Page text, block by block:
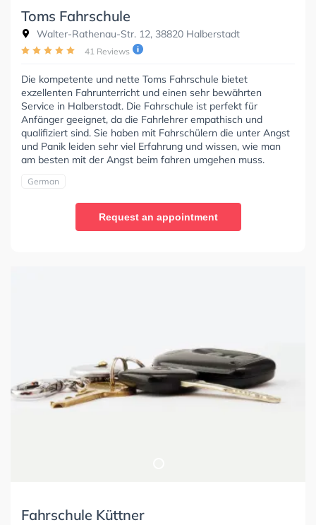
Toms Fahrschule
Walter-Rathenau-Str. 12, 38820 Halberstadt
41 Reviews
Die kompetente und nette Toms Fahrschule bietet
exzellenten Fahrunterricht und einen sehr bewährten
Service in Halberstadt. Die Fahrschule ist perfekt für
Anfänger geeignet, da die Fahrlehrer empathisch und
qualifiziert sind. Sie haben mit Fahrschülern die unter Angst
und Panik leiden sehr viel Erfahrung und wissen, wie man
am besten mit der Angst beim fahren umgehen muss.
German
Request an appointment
Fahrschule Küttner